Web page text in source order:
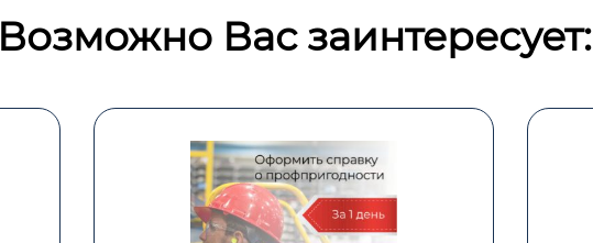
Возможно Вас заинтересует: